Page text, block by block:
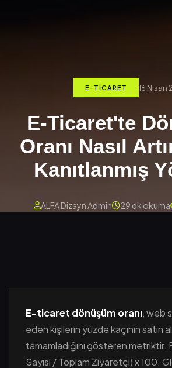
E-TICARET 16 Nisan
E-Ticaret'te
Oranı Nasıl
Kanıtlanmış
ALFA Dizayn Admin 29 dk okuma
E-ticaret dönüşüm oranı, web
eden kişilerin yüzde kaçının satın
tamamladığını gösteren metriktir.
Sayısı / Toplam Ziyaretçi) x 100.